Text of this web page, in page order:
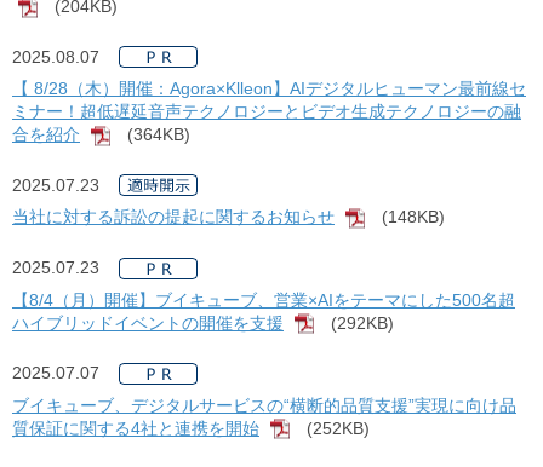
[PDF]
(204KB)
2025.08.07
【 8/28（木）開催：Agora×Klleon】AIデジタルヒューマン最前線セ
ミナー！超低遅延音声テクノロジーとビデオ生成テクノロジーの融
合を紹介
[PDF]
(364KB)
2025.07.23
当社に対する訴訟の提起に関するお知らせ
[PDF]
(148KB)
2025.07.23
【8/4（月）開催】ブイキューブ、営業×AIをテーマにした500名超
ハイブリッドイベントの開催を支援
[PDF]
(292KB)
2025.07.07
ブイキューブ、デジタルサービスの“横断的品質支援”実現に向け品
質保証に関する4社と連携を開始
[PDF]
(252KB)